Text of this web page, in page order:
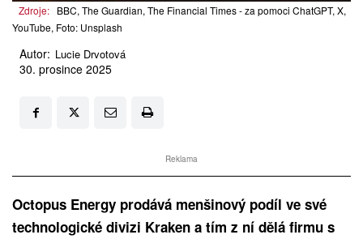
Zdroje: BBC, The Guardian, The Financial Times - za pomoci ChatGPT, X,
YouTube, Foto: Unsplash
Autor: Lucie Drvotová
30. prosince 2025
Reklama
Octopus Energy prodává menšinový podíl ve své
technologické divizi Kraken a tím z ní dělá firmu s